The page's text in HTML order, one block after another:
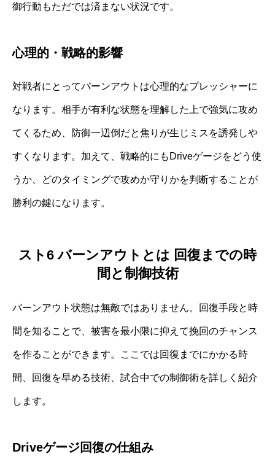
御行動もただでは済まない状況です。
心理的・戦略的影響
対戦者にとってバーンアウトは心理的なプレッシャーに
なります。相手が有利な状態を理解した上で強気に攻め
てくるため、防御一辺倒だと焦りが生じミスを誘発しや
すくなります。加えて、戦略的にもDriveゲージをどう使
うか、どのタイミングで攻めか守りかを判断することが
勝利の鍵になります。
スト6 バーンアウトとは 回復までの時
間と制御技術
バーンアウト状態は無敵ではありません。回復手段と時
間を知ることで、被害を最小限に抑えて挽回のチャンス
を作ることができます。ここでは回復までにかかる時
間、回復を早める技術、試合中での制御術を詳しく紹介
します。
Driveゲージ回復の仕組み